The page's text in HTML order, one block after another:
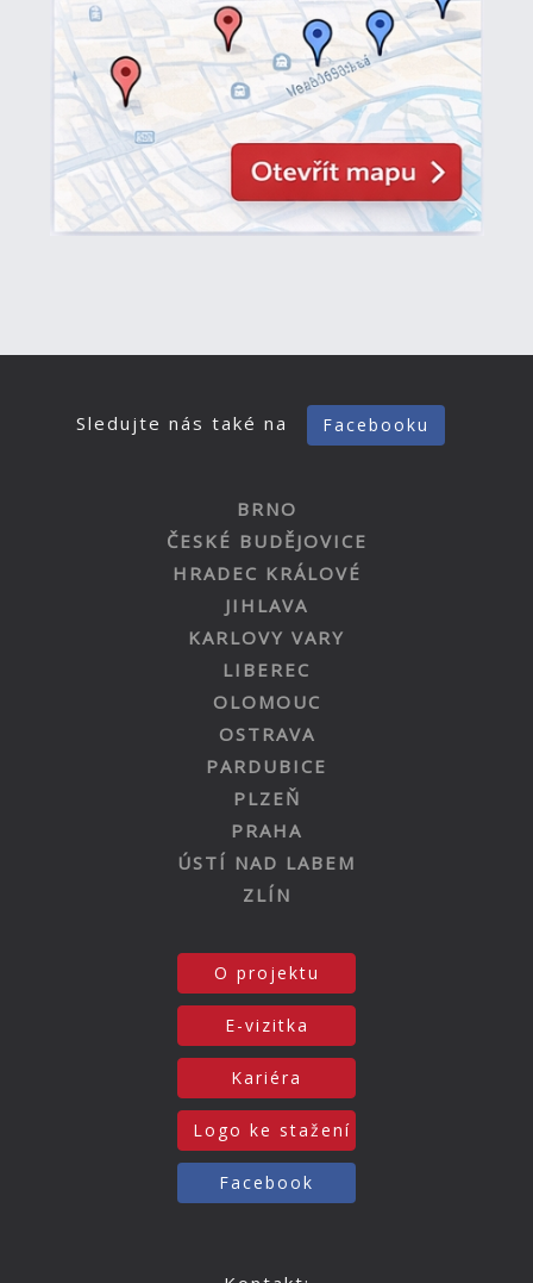
Sledujte nás také na Facebooku
BRNO
ČESKÉ BUDĚJOVICE
HRADEC KRÁLOVÉ
JIHLAVA
KARLOVY VARY
LIBEREC
OLOMOUC
OSTRAVA
PARDUBICE
PLZEŇ
PRAHA
ÚSTÍ NAD LABEM
ZLÍN
O projektu
E-vizitka
Kariéra
Logo ke stažení
Facebook